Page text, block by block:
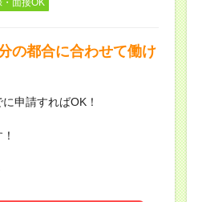
の都合に合わせて働け
申請すればOK！